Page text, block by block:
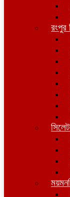
রংপুর